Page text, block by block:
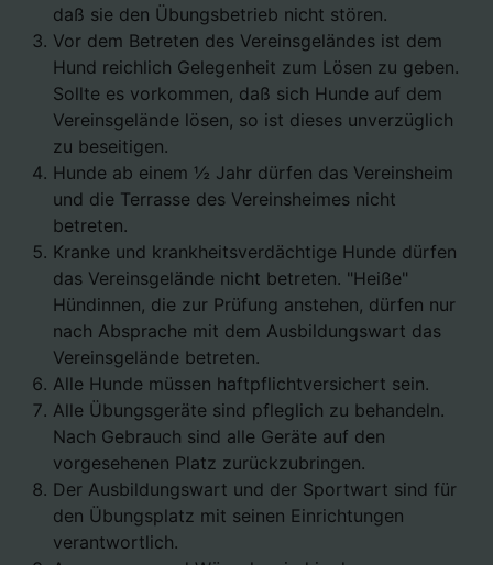
daß sie den Übungsbetrieb nicht stören.
Vor dem Betreten des Vereinsgeländes ist dem
Hund reichlich Gelegenheit zum Lösen zu geben.
Sollte es vorkommen, daß sich Hunde auf dem
Vereinsgelände lösen, so ist dieses unverzüglich
zu beseitigen.
Hunde ab einem ½ Jahr dürfen das Vereinsheim
und die Terrasse des Vereinsheimes nicht
betreten.
Kranke und krankheitsverdächtige Hunde dürfen
das Vereinsgelände nicht betreten. "Heiße"
Hündinnen, die zur Prüfung anstehen, dürfen nur
nach Absprache mit dem Ausbildungswart das
Vereinsgelände betreten.
Alle Hunde müssen haftpflichtversichert sein.
Alle Übungsgeräte sind pfleglich zu behandeln.
Nach Gebrauch sind alle Geräte auf den
vorgesehenen Platz zurückzubringen.
Der Ausbildungswart und der Sportwart sind für
den Übungsplatz mit seinen Einrichtungen
verantwortlich.